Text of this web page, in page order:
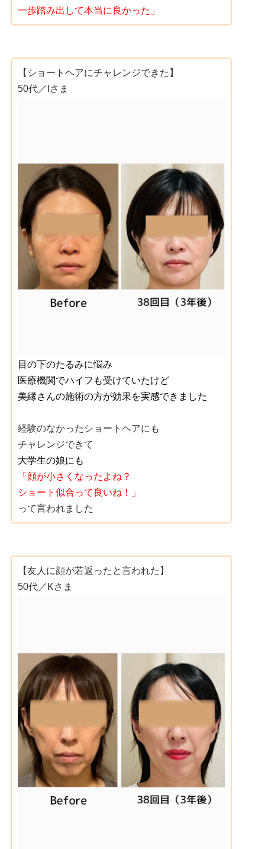
一歩踏み出して本当に良かった」
【ショートヘアにチャレンジできた】
50代／Iさま
目の下のたるみに悩み
医療機関でハイフも受けていたけど
美縁さんの施術の方が効果を実感できました
経験のなかったショートヘアにも
チャレンジできて
大学生の娘にも
「顔が小さくなったよね？
ショート似合って良いね！」
って言われました
【友人に顔が若返ったと言われた】
50代／Kさま